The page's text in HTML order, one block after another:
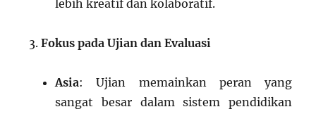
lebih kreatif dan kolaboratif.
Fokus pada Ujian dan Evaluasi
Asia: Ujian memainkan peran yang
sangat besar dalam sistem pendidikan